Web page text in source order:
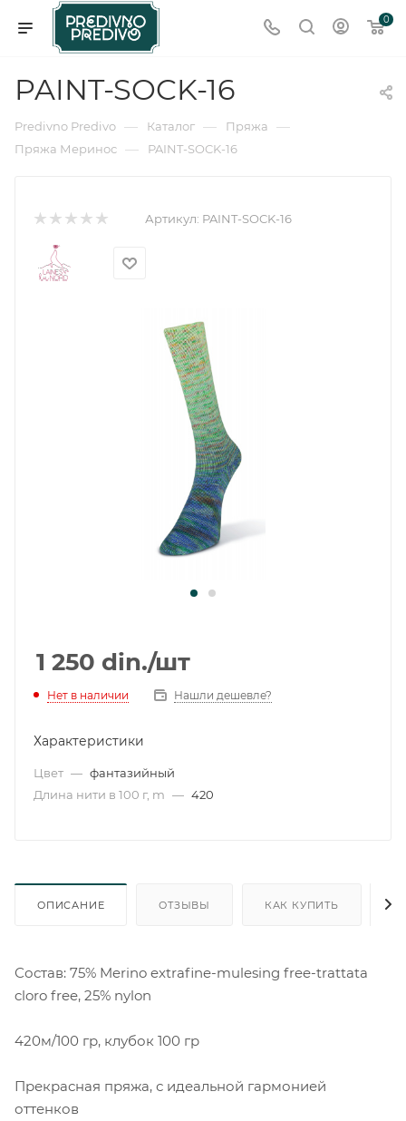
0
PAINT-SOCK-16
Predivno Predivo — Каталог — Пряжа —
Пряжа Меринос — PAINT-SOCK-16
Артикул: PAINT-SOCK-16
1 250 din./шт
Нет в наличии Нашли дешевле?
Характеристики
Цвет — фантазийный
Длина нити в 100 г, m — 420
ОПИСАНИЕ ОТЗЫВЫ КАК КУПИТЬ
Состав: 75% Merino extrafine-mulesing free-trattata
cloro free, 25% nylon
420м/100 гр, клубок 100 гр
Прекрасная пряжа, с идеальной гармонией
оттенков